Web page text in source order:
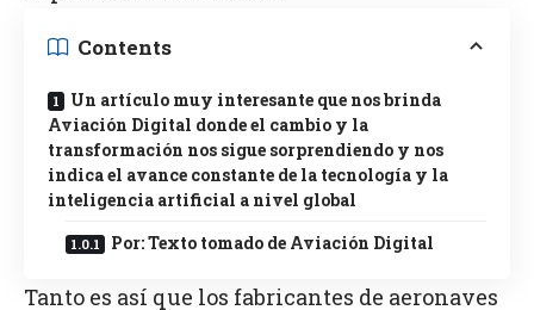
Contents
Un artículo muy interesante que nos brinda
Aviación Digital donde el cambio y la
transformación nos sigue sorprendiendo y nos
indica el avance constante de la tecnología y la
inteligencia artificial a nivel global
Por: Texto tomado de Aviación Digital
Tanto es así que los fabricantes de aeronaves